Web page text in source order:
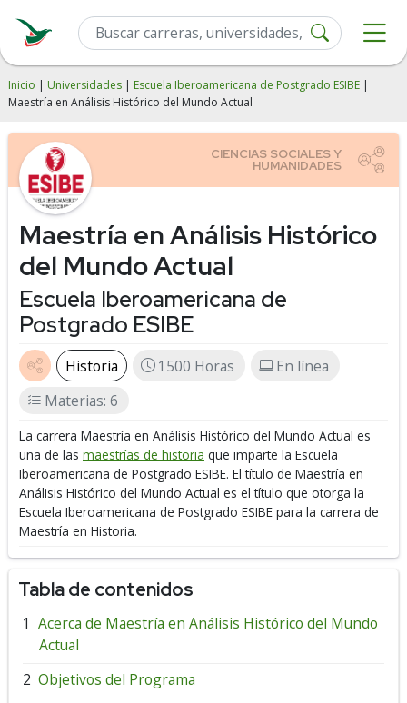
Inicio | Universidades | Escuela Iberoamericana de Postgrado ESIBE |
Maestría en Análisis Histórico del Mundo Actual
Maestría en Análisis Histórico
del Mundo Actual
Escuela Iberoamericana de
Postgrado ESIBE
Historia 1500 Horas
En línea
Materias: 6
La carrera Maestría en Análisis Histórico del Mundo Actual es
una de las maestrías de historia que imparte la Escuela
Iberoamericana de Postgrado ESIBE. El título de Maestría en
Análisis Histórico del Mundo Actual es el título que otorga la
Escuela Iberoamericana de Postgrado ESIBE para la carrera de
Maestría en Historia.
Tabla de contenidos
Acerca de Maestría en Análisis Histórico del Mundo
Actual
Objetivos del Programa